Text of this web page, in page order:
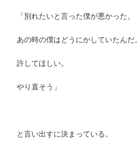
「別れたいと言った僕が悪かった。
あの時の僕はどうにかしていたんだ。
許してほしい。
やり直そう」
と言い出すに決まっている。